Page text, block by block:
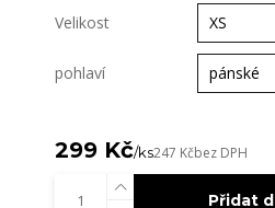
Velikost
pohlaví
299 Kč/ks247 Kčbez DPH
Přidat